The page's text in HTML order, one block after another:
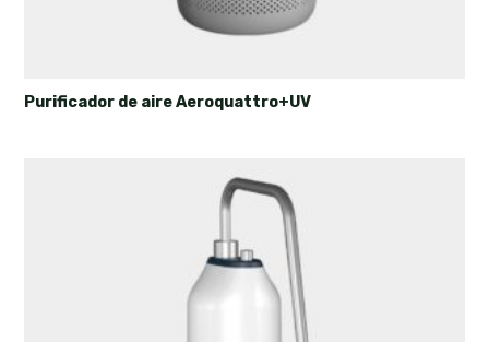
Purificador de aire Aeroquattro+UV